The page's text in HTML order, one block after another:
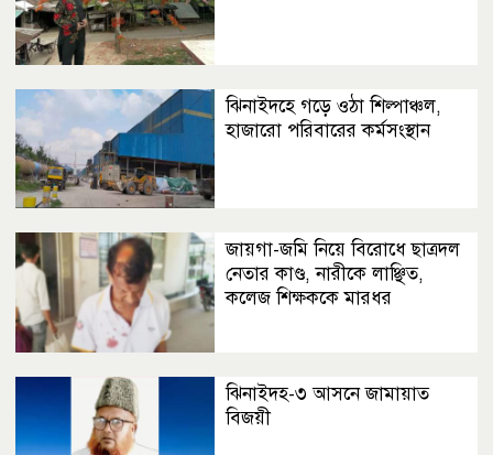
ঝিনাইদহে গড়ে ওঠা শিল্পাঞ্চল,
হাজারো পরিবারের কর্মসংস্থান
জায়গা-জমি নিয়ে বিরোধে ছাত্রদল
নেতার কাণ্ড, নারীকে লাঞ্ছিত,
কলেজ শিক্ষককে মারধর
ঝিনাইদহ-৩ আসনে জামায়াত
বিজয়ী